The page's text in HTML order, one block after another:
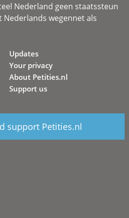
Nederland geen staatssteun
Nederlands wegennet als
Updates
Your privacy
About Petities.nl
Support us
support Petities.nl